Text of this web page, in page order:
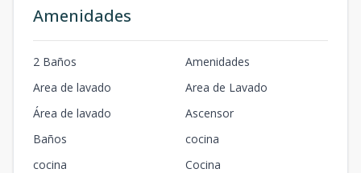
Amenidades
2 Baños
Amenidades
Area de lavado
Area de Lavado
Área de lavado
Ascensor
Baños
cocina
cocina
Cocina